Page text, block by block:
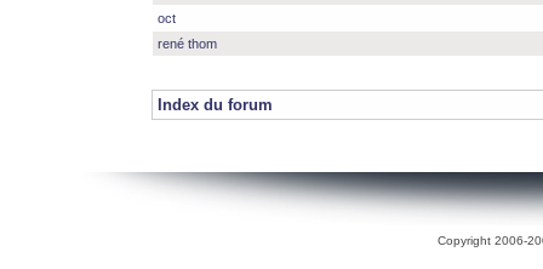
oct
rené thom
Index du forum
Copyright 2006-